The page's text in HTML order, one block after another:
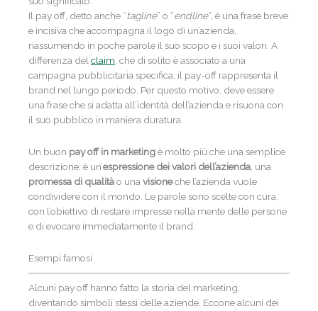
Il pay off, detto anche “tagline” o “endline“, è una frase breve
e incisiva che accompagna il logo di un’azienda,
riassumendo in poche parole il suo scopo e i suoi valori. A
differenza delclaim, che di solito è associato a una
campagna pubblicitaria specifica, il pay-off rappresenta il
brand nel lungo periodo. Per questo motivo, deve essere
una frase che si adatta all’identità dell’azienda e risuona con
il suo pubblico in maniera duratura.
Un buon pay off in marketingè molto più che una semplice
descrizione: è un’espressione dei valori dell’azienda, una
promessa di qualitào unavisioneche l’azienda vuole
condividere con il mondo. Le parole sono scelte con cura,
con l’obiettivo di restare impresse nella mente delle persone
e di evocare immediatamente il brand.
Esempi famosi
Alcuni pay off hanno fatto la storia del marketing,
diventando simboli stessi delle aziende. Eccone alcuni dei